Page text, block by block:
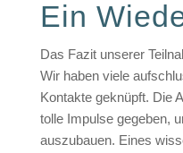
Ein
Das Fazit unserer
Wir haben viele
Kontakte geknüpft. Die
tolle Impulse gegeben,
auszubauen. Eines